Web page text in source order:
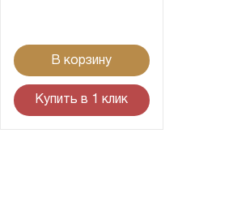
В корзину
Купить в 1 клик